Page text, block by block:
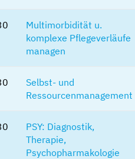
Multimorbidität u.
komplexe Pflegeverläufe
managen
Selbst- und
Ressourcenmanagement
PSY: Diagnostik,
Therapie,
Psychopharmakologie